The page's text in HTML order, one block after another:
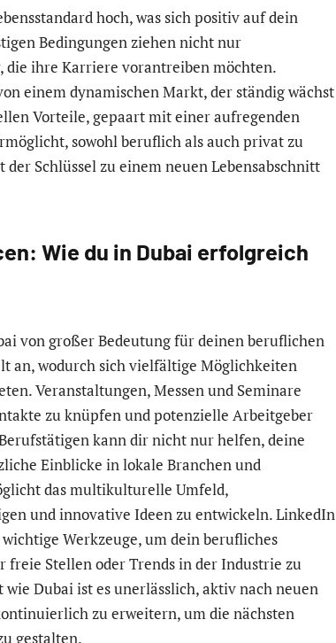
hoch, was sich positiv auf dein
Bedingungen ziehen nicht nur
die ihre Karriere vorantreiben möchten.
einem dynamischen Markt, der ständig wächst
Vorteile, gepaart mit einer aufregenden
sowohl beruflich als auch privat zu
Schlüssel zu einem neuen Lebensabschnitt
Wie du in Dubai erfolgreich
von großer Bedeutung für deinen beruflichen
an, wodurch sich vielfältige Möglichkeiten
Veranstaltungen, Messen und Seminare
zu knüpfen und potenzielle Arbeitgeber
kann dir nicht nur helfen, deine
Einblicke in lokale Branchen und
das multikulturelle Umfeld,
und innovative Ideen zu entwickeln. LinkedIn
Werkzeuge, um dein berufliches
Stellen oder Trends in der Industrie zu
Dubai ist es unerlässlich, aktiv nach neuen
zu erweitern, um die nächsten
gestalten.